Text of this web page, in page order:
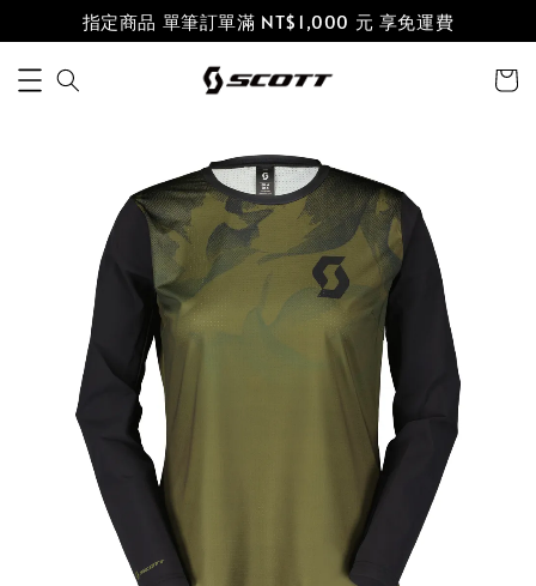
指定商品 單筆訂單滿 NT$1,000 元 享免運費